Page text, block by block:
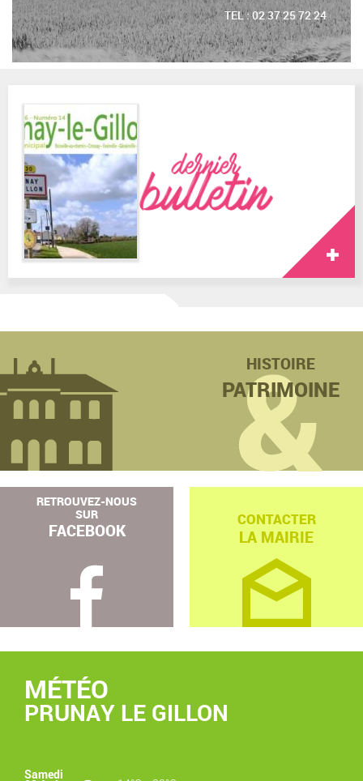
TEL : 02 37 25 72 24
HISTOIRE
PATRIMOINE
RETROUVEZ-NOUS
SUR
FACEBOOK
CONTACTER
LA MAIRIE
MÉTÉO
PRUNAY LE GILLON
Samedi